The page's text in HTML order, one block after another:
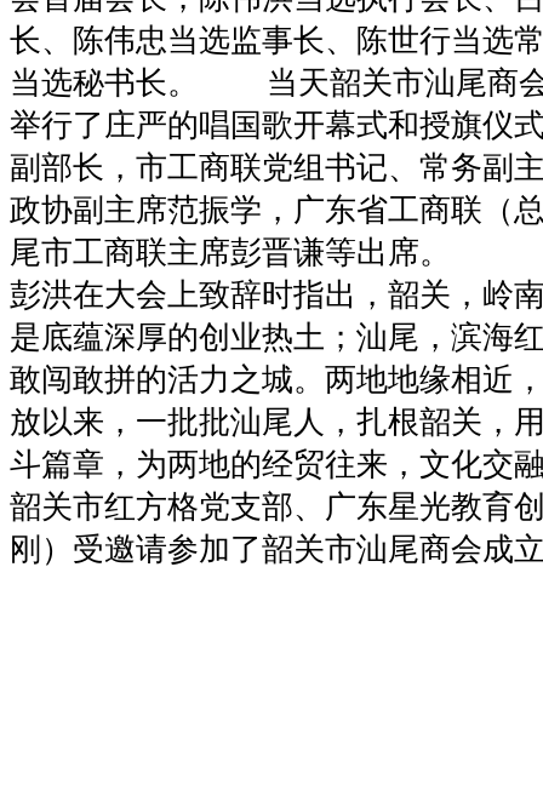
长、陈伟忠当选监事长、陈世行当选
当选秘书长。 当天韶关市汕尾商
举行了庄严的唱国歌开幕式和授旗仪
副部长，市工商联党组书记、常务副
政协副主席范振学，广东省工商联（
尾市工商联主席彭晋谦等出席。
彭洪在大会上致辞时指出，韶关，岭
是底蕴深厚的创业热土；汕尾，滨海
敢闯敢拼的活力之城。两地地缘相近
放以来，一批批汕尾人，扎根韶关，
斗篇章，为两地的经贸往来，文化交
韶关市红方格党支部、广东星光教育
刚）受邀请参加了韶关市汕尾商会成